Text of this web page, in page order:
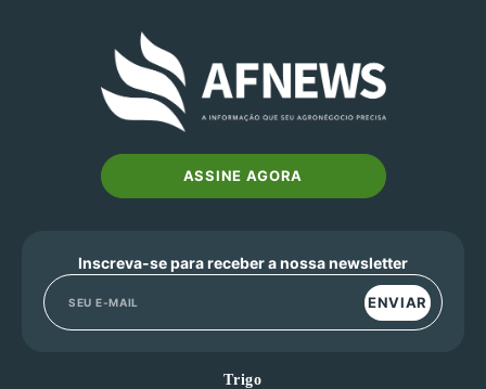
ASSINE AGORA
Inscreva-se para receber a nossa newsletter
ENVIAR
Trigo